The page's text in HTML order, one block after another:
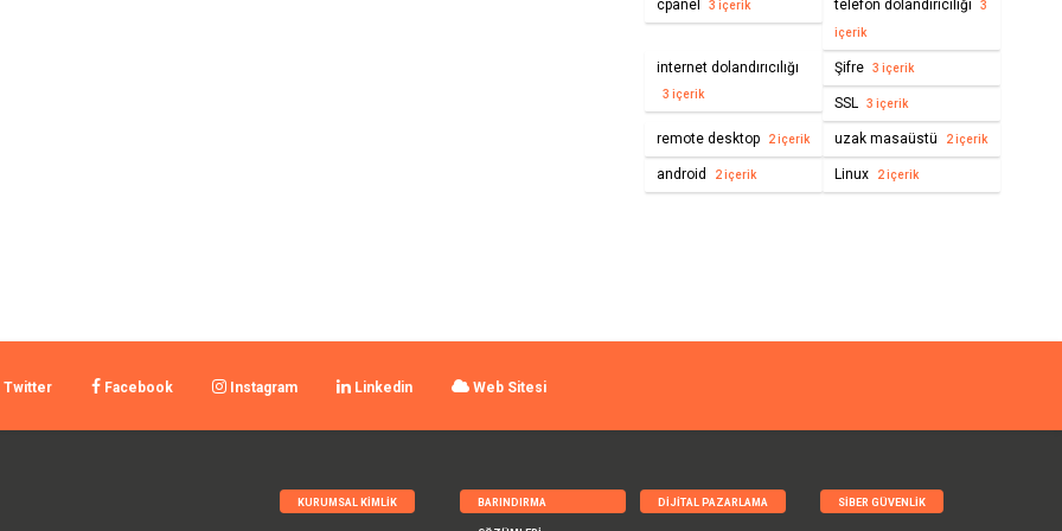
cpanel 3 içerik telefon dolandırıcılığı 3
içerik
internet dolandırıcılığı
3 içerik
Şifre 3 içerik
SSL 3 içerik
remote desktop 2 içerik uzak masaüstü 2 içerik
android 2 içerik Linux 2 içerik
Twitter Facebook Instagram Linkedin Web Sitesi
KURUMSAL KIMLIK BARINDIRMA DIJITAL PAZARLAMA SIBER GÜVENLIK